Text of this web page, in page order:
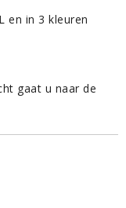
en in 3 kleuren
gaat u naar de